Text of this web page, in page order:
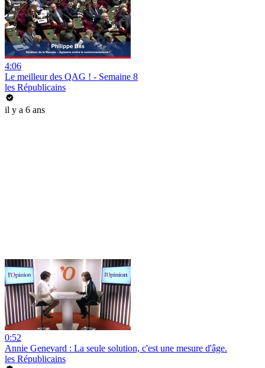
4:06
Le meilleur des QAG ! - Semaine 8
les Républicains
il y a 6 ans
0:52
Annie Genevard : La seule solution, c'est une mesure d'âge.
les Républicains